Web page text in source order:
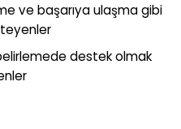
ve başarıya ulaşma gibi
destek olmak